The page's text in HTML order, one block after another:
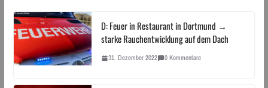
D: Feuer in Restaurant in Dortmund →
starke Rauchentwicklung auf dem Dach
31. Dezember 2022 0 Kommentare